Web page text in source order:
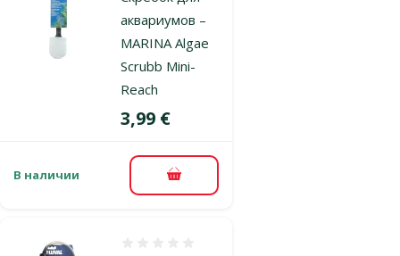
аквариумов –
MARINA Algae
Scrubb Mini-
Reach
Цена
3,99 €
В наличии В корзину